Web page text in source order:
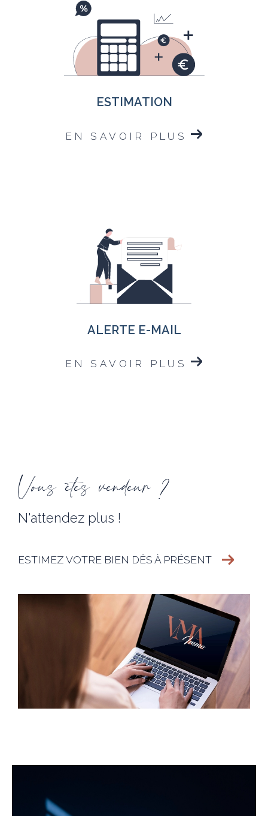
ESTIMATION
EN SAVOIR PLUS
ALERTE E-MAIL
EN SAVOIR PLUS
Vous êtes vendeur ?
N'attendez plus !
ESTIMEZ VOTRE BIEN DÈS À PRÉSENT